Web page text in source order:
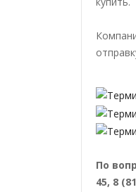
По
45, 8